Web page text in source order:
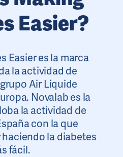
Easier?
Easier es la marca
la actividad de
Air Liquide
Novalab es la
la actividad de
con la que
la diabetes
fácil.